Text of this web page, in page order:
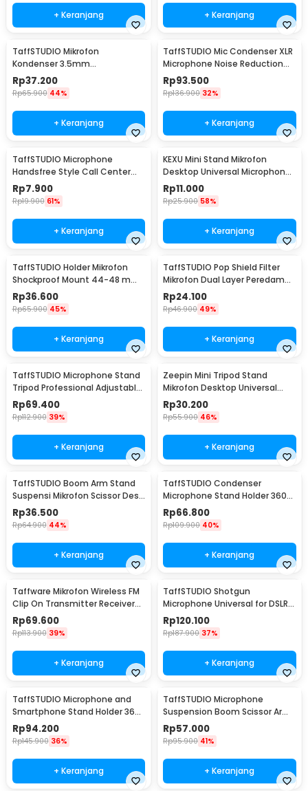
+ Keranjang + Keranjang
TaffSTUDIO Mikrofon
Kondenser 3.5mm
Omnidirectional Podcast with
Stand - SF-666
Rp37.200
Rp65.900 44%
+ Keranjang
TaffSTUDIO Mic Condenser XLR
Microphone Noise Reduction
with Holder - BM-800
Rp93.500
Rp136.900 32%
+ Keranjang
TaffSTUDIO Microphone
Handsfree Style Call Center
With Noise Reduction - M5
Rp7.900
Rp19.900 61%
+ Keranjang
KEXU Mini Stand Mikrofon
Desktop Universal Microphone
Holder - BC-08
Rp11.000
Rp25.900 58%
+ Keranjang
TaffSTUDIO Holder Mikrofon
Shockproof Mount 44-48 mm
- SH-100
Rp36.600
Rp65.900 45%
+ Keranjang
TaffSTUDIO Pop Shield Filter
Mikrofon Dual Layer Peredam
Noise BOP - MPF-6
Rp24.100
Rp46.900 49%
+ Keranjang
TaffSTUDIO Microphone Stand
Tripod Professional Adjustable
2 Holder - NB-107
Rp69.400
Rp112.900 39%
+ Keranjang
Zeepin Mini Tripod Stand
Mikrofon Desktop Universal
dengan Pop Filter - F-9
Rp30.200
Rp55.900 46%
+ Keranjang
TaffSTUDIO Boom Arm Stand
Suspensi Mikrofon Scissor Desk
Clamp - NB-35
Rp36.500
Rp64.900 44%
+ Keranjang
TaffSTUDIO Condenser
Microphone Stand Holder 360
Lazypod Clamp - NB-35
Rp66.800
Rp109.900 40%
+ Keranjang
Taffware Mikrofon Wireless FM
Clip On Transmitter Receiver
Jack 6.3mm - WR-601
Rp69.600
Rp113.900 39%
+ Keranjang
TaffSTUDIO Shotgun
Microphone Universal for DSLR
Smartphone Computer - MIC-
05
Rp120.100
Rp187.900 37%
+ Keranjang
TaffSTUDIO Microphone and
Smartphone Stand Holder 360
Degree - MS-70B
Rp94.200
Rp145.900 36%
+ Keranjang
TaffSTUDIO Microphone
Suspension Boom Scissor Arm
with Lazypod - D6
Rp57.000
Rp95.900 41%
+ Keranjang